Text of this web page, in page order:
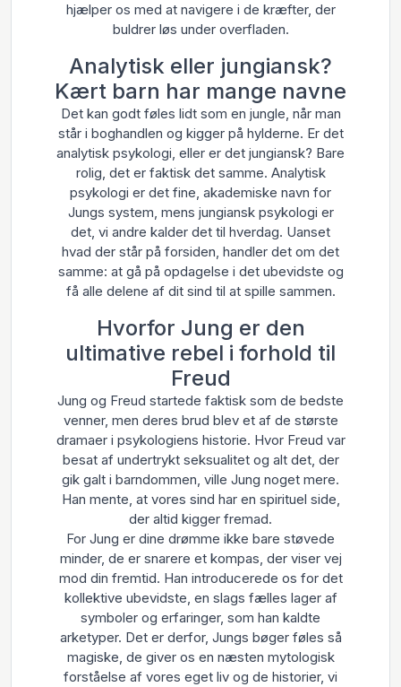
hjælper os med at navigere i de kræfter, der
buldrer løs under overfladen.
Analytisk eller jungiansk?
Kært barn har mange navne
Det kan godt føles lidt som en jungle, når man
står i boghandlen og kigger på hylderne. Er det
analytisk psykologi, eller er det jungiansk? Bare
rolig, det er faktisk det samme. Analytisk
psykologi er det fine, akademiske navn for
Jungs system, mens jungiansk psykologi er
det, vi andre kalder det til hverdag. Uanset
hvad der står på forsiden, handler det om det
samme: at gå på opdagelse i det ubevidste og
få alle delene af dit sind til at spille sammen.
Hvorfor Jung er den
ultimative rebel i forhold til
Freud
Jung og Freud startede faktisk som de bedste
venner, men deres brud blev et af de største
dramaer i psykologiens historie. Hvor Freud var
besat af undertrykt seksualitet og alt det, der
gik galt i barndommen, ville Jung noget mere.
Han mente, at vores sind har en spirituel side,
der altid kigger fremad.
For Jung er dine drømme ikke bare støvede
minder, de er snarere et kompas, der viser vej
mod din fremtid. Han introducerede os for det
kollektive ubevidste, en slags fælles lager af
symboler og erfaringer, som han kaldte
arketyper. Det er derfor, Jungs bøger føles så
magiske, de giver os en næsten mytologisk
forståelse af vores eget liv og de historier, vi